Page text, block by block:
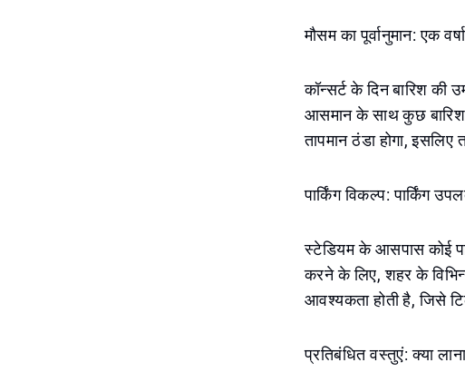
मौसम का पूर्वानुमान: एक
कॉन्सर्ट के दिन बारिश
आसमान के साथ कुछ बारिश
तापमान ठंडा होगा,
पार्किंग विकल्प: पार्किंग
स्टेडियम के आसपास कोई
करने के लिए, शहर के
आवश्यकता होती है, जिसे
प्रतिबंधित वस्तुएं: क्या